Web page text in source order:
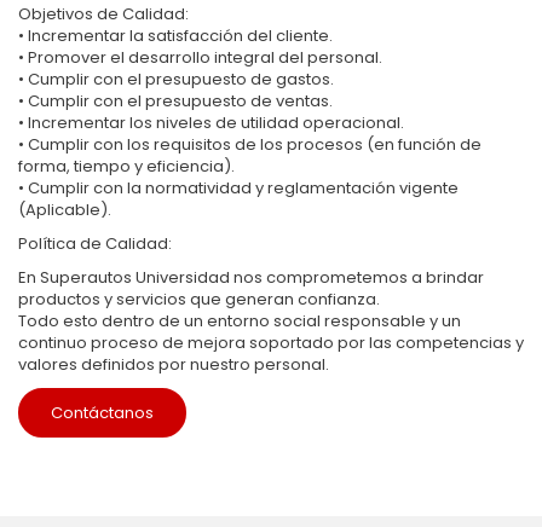
Objetivos de Calidad:
• Incrementar la satisfacción del cliente.
• Promover el desarrollo integral del personal.
• Cumplir con el presupuesto de gastos.
• Cumplir con el presupuesto de ventas.
• Incrementar los niveles de utilidad operacional.
• Cumplir con los requisitos de los procesos (en función de
forma, tiempo y eficiencia).
• Cumplir con la normatividad y reglamentación vigente
(Aplicable).
Política de Calidad:
En Superautos Universidad nos comprometemos a brindar
productos y servicios que generan confianza.
Todo esto dentro de un entorno social responsable y un
continuo proceso de mejora soportado por las competencias y
valores definidos por nuestro personal.
Contáctanos